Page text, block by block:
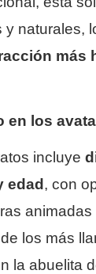
naturales,
más
en los
incluye
edad, con
animadas
los más
la abuelita